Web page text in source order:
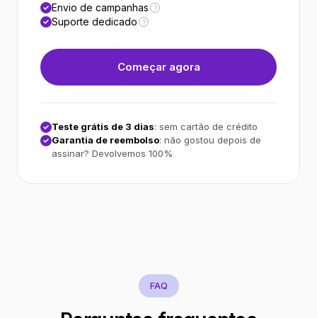
Envio de campanhas ?
Suporte dedicado ?
Começar agora
Teste grátis de 3 dias: sem cartão de crédito
Garantia de reembolso: não gostou depois de
assinar? Devolvemos 100%
FAQ